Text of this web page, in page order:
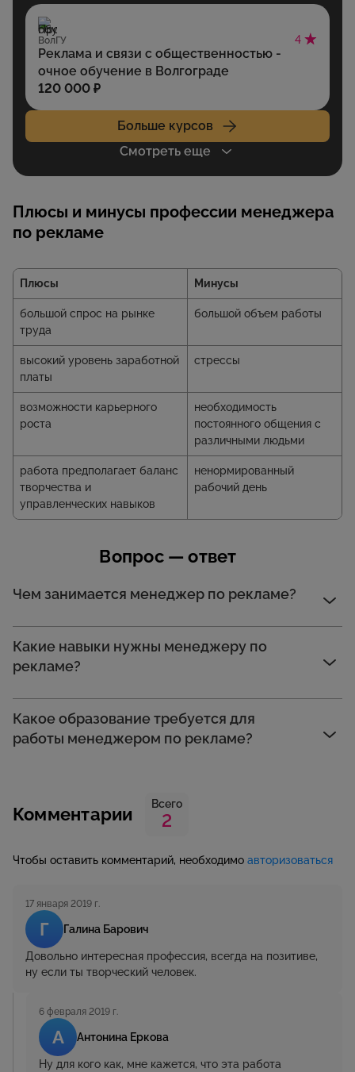
ВолГУ 4
Реклама и связи с общественностью -
очное обучение в Волгограде
120 000 ₽
Больше курсов
Смотреть еще
Плюсы и минусы профессии менеджера
по рекламе
Плюсы Минусы
большой спрос на рынке
труда
большой объем работы
высокий уровень заработной
платы
стрессы
возможности карьерного
роста
необходимость
постоянного общения с
различными людьми
работа предполагает баланс
творчества и
управленческих навыков
ненормированный
рабочий день
Вопрос — ответ
Чем занимается менеджер по рекламе?
Какие навыки нужны менеджеру по
рекламе?
Какое образование требуется для
работы менеджером по рекламе?
Комментарии Всего
2
Чтобы оставить комментарий, необходимо авторизоваться
Г Галина Барович
17 января 2019 г.
Довольно интересная профессия, всегда на позитиве,
ну если ты творческий человек.
А Антонина Еркова
6 февраля 2019 г.
Ну для кого как, мне кажется, что эта работа